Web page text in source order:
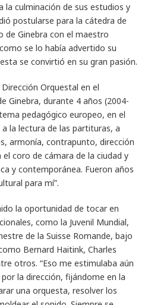
la culminación de sus estudios y
postularse para la cátedra de
de Ginebra con el maestro
se lo había advertido su
se convirtió en su gran pasión.
Orquestal en el
Ginebra, durante 4 años (2004-
pedagógico europeo, en el
la lectura de las partituras, a
armonía, contrapunto, dirección
coro de cámara de la ciudad y
y contemporánea. Fueron años
para mí”.
la oportunidad de tocar en
como la Juvenil Mundial,
de la Suisse Romande, bajo
Bernard Haitink, Charles
otros. “Eso me estimulaba aún
la dirección, fijándome en la
una orquesta, resolver los